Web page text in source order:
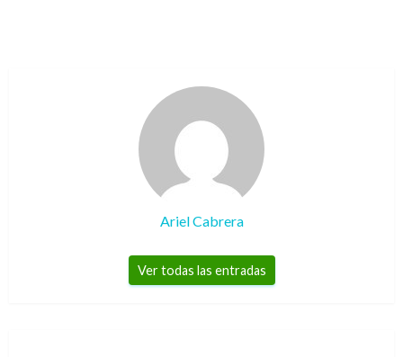
Ariel Cabrera
Ver todas las entradas